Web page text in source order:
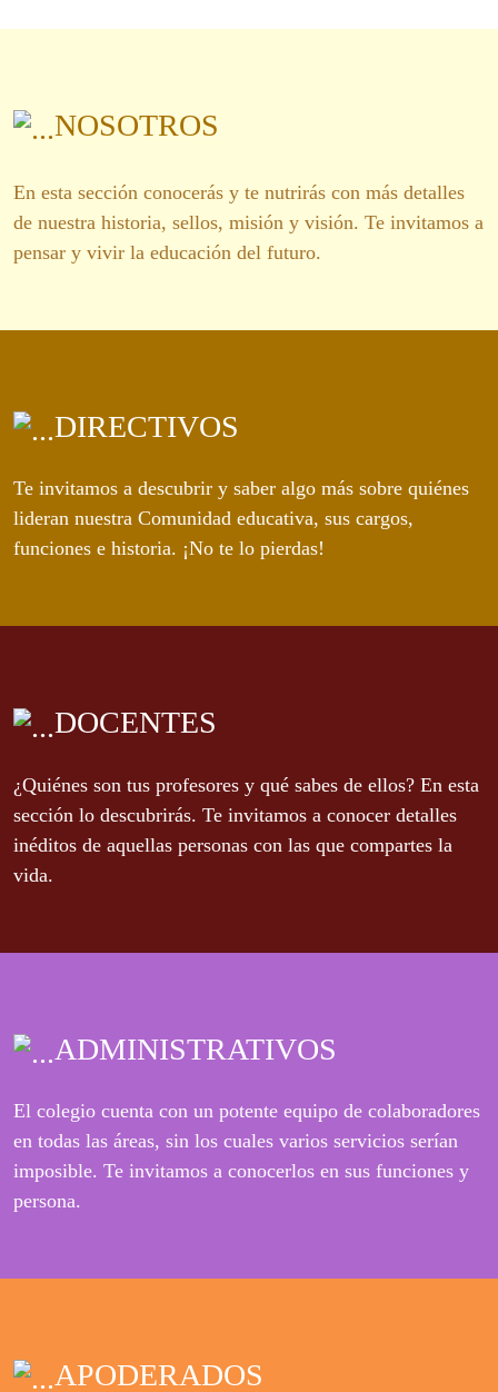
NOSOTROS
En esta sección conocerás y te nutrirás con más detalles
de nuestra historia, sellos, misión y visión. Te invitamos a
pensar y vivir la educación del futuro.
DIRECTIVOS
Te invitamos a descubrir y saber algo más sobre quiénes
lideran nuestra Comunidad educativa, sus cargos,
funciones e historia. ¡No te lo pierdas!
DOCENTES
¿Quiénes son tus profesores y qué sabes de ellos? En esta
sección lo descubrirás. Te invitamos a conocer detalles
inéditos de aquellas personas con las que compartes la
vida.
ADMINISTRATIVOS
El colegio cuenta con un potente equipo de colaboradores
en todas las áreas, sin los cuales varios servicios serían
imposible. Te invitamos a conocerlos en sus funciones y
persona.
APODERADOS